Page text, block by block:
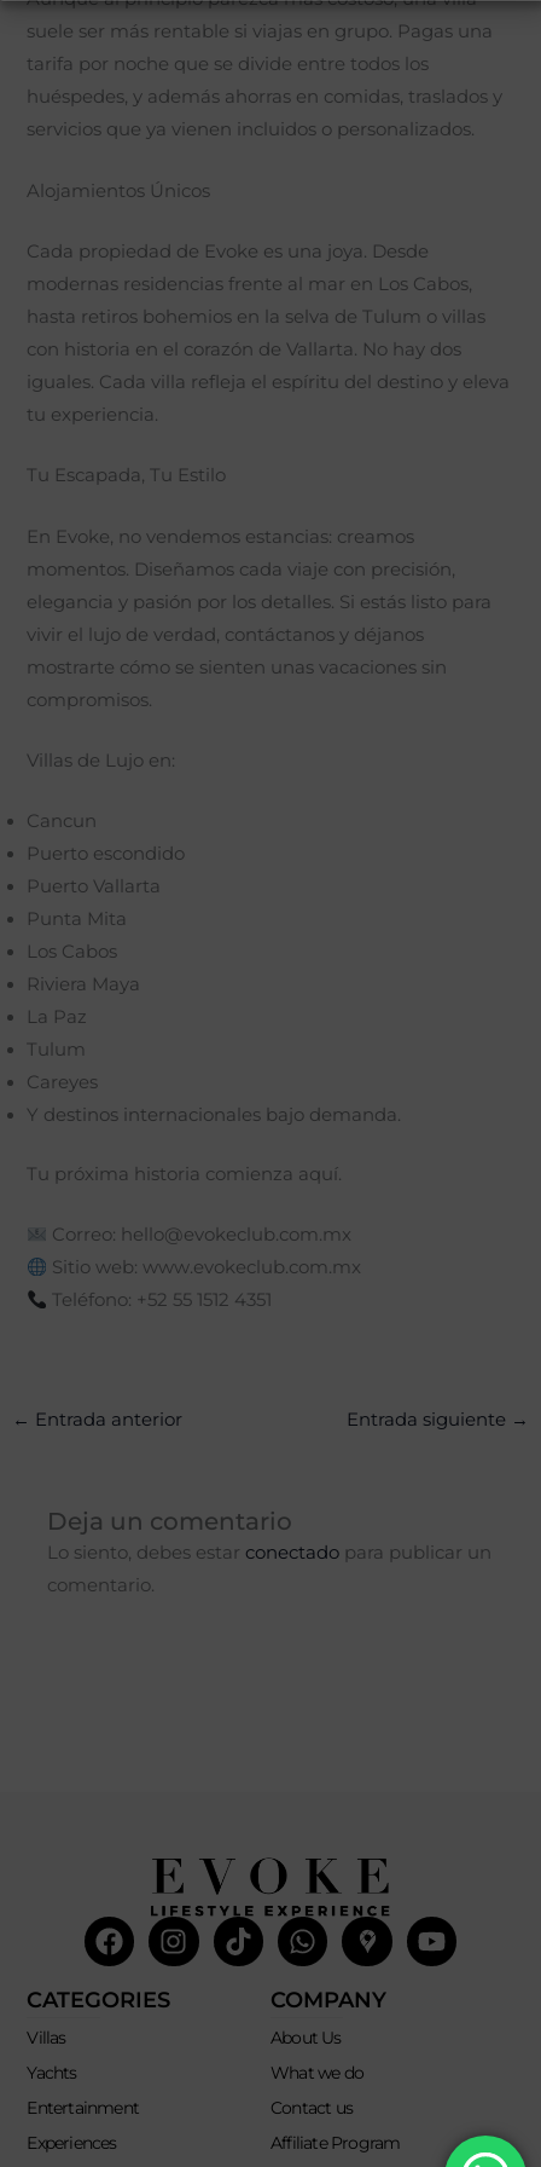
suele ser más rentable si viajas en grupo. Pagas una
tarifa por noche que se divide entre todos los
huéspedes, y además ahorras en comidas, traslados y
servicios que ya vienen incluidos o personalizados.
Alojamientos Únicos
Cada propiedad de Evoke es una joya. Desde
modernas residencias frente al mar en Los Cabos,
hasta retiros bohemios en la selva de Tulum o villas
con historia en el corazón de Vallarta. No hay dos
iguales. Cada villa refleja el espíritu del destino y eleva
tu experiencia.
Tu Escapada, Tu Estilo
En Evoke, no vendemos estancias: creamos
momentos. Diseñamos cada viaje con precisión,
elegancia y pasión por los detalles. Si estás listo para
vivir el lujo de verdad, contáctanos y déjanos
mostrarte cómo se sienten unas vacaciones sin
compromisos.
Villas de Lujo en:
Cancun
Puerto escondido
Puerto Vallarta
Punta Mita
Los Cabos
Riviera Maya
La Paz
Tulum
Careyes
Y destinos internacionales bajo demanda.
Tu próxima historia comienza aquí.
Correo: hello@evokeclub.com.mx
Sitio web: www.evokeclub.com.mx
Teléfono: +52 55 1512 4351
← Entrada anterior Entrada siguiente →
Deja un comentario
Lo siento, debes estar conectado para publicar un
comentario.
Facebook
Instagram
TiktokWhatsapp
Mdi-
google-
maps
CATEGORIES
Villas
Yachts
Entertainment
Experiences
COMPANY
About Us
What we do
Contact us
Affiliate Program